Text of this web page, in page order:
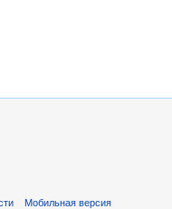
Мобильная версия